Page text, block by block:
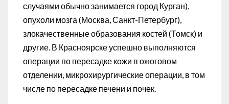
случаями обычно занимается город Курган),
опухоли мозга (Москва, Санкт-Петербург),
злокачественные образования костей (Томск) и
другие. В Красноярске успешно выполняются
операции по пересадке кожи в ожоговом
отделении, микрохирургические операции, в том
числе по пересадке печени и почек.